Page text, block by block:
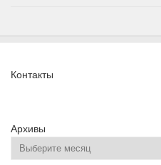
Контакты
Архивы